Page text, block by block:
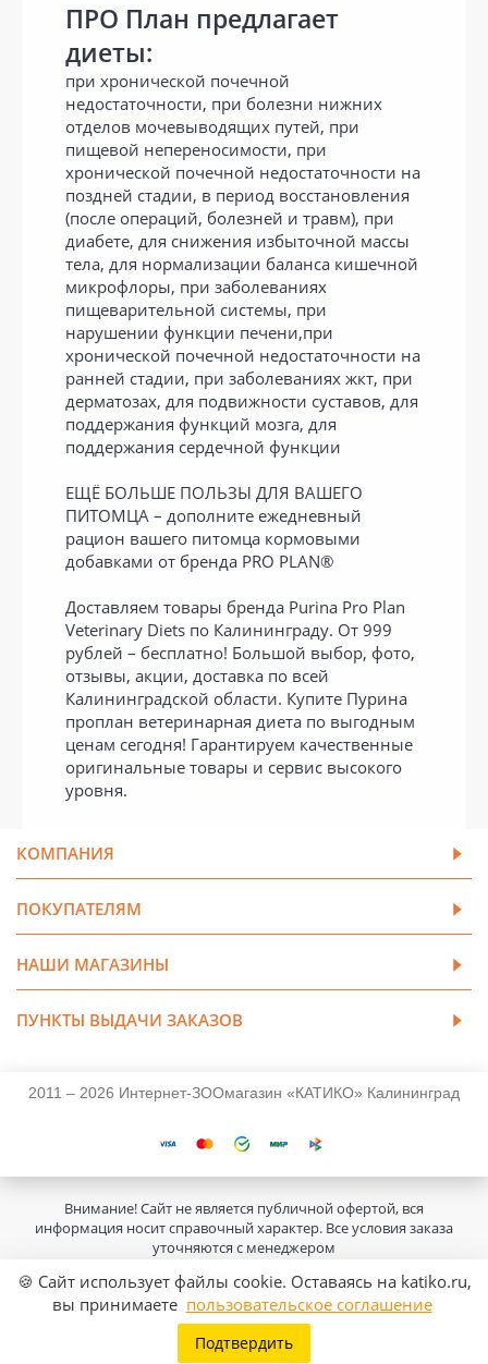
ПРО План предлагает
диеты:
при хронической почечной
недостаточности, при болезни нижних
отделов мочевыводящих путей, при
пищевой непереносимости, при
хронической почечной недостаточности на
поздней стадии, в период восстановления
(после операций, болезней и травм), при
диабете, для снижения избыточной массы
тела, для нормализации баланса кишечной
микрофлоры, при заболеваниях
пищеварительной системы, при
нарушении функции печени,при
хронической почечной недостаточности на
ранней стадии, при заболеваниях жкт, при
дерматозах, для подвижности суставов, для
поддержания функций мозга, для
поддержания сердечной функции
ЕЩЁ БОЛЬШЕ ПОЛЬЗЫ ДЛЯ ВАШЕГО
ПИТОМЦА – дополните ежедневный
рацион вашего питомца кормовыми
добавками от бренда PRO PLAN®
Доставляем товары бренда Purina Pro Plan
Veterinary Diets по Калининграду. От 999
рублей – бесплатно! Большой выбор, фото,
отзывы, акции, доставка по всей
Калининградской области. Купите Пурина
проплан ветеринарная диета по выгодным
ценам сегодня! Гарантируем качественные
оригинальные товары и сервис высокого
уровня.
КОМПАНИЯ
ПОКУПАТЕЛЯМ
НАШИ МАГАЗИНЫ
ПУНКТЫ ВЫДАЧИ ЗАКАЗОВ
2011 – 2026 Интернет-ЗООмагазин «КАТИКО» Калининград
🍪 Сайт использует файлы cookie. Оставаясь на katiko.ru,
вы принимаете пользовательское соглашение
Подтвердить
Внимание! Сайт не является публичной офертой, вся
информация носит справочный характер. Все условия заказа
уточняются с менеджером